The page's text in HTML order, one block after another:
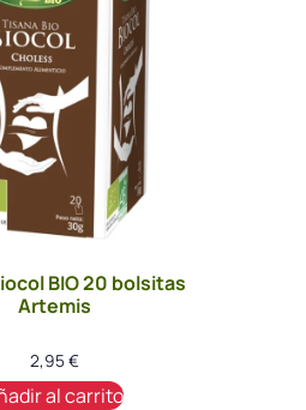
BIO 20 bolsitas
Artemis
2,95€
al carrito